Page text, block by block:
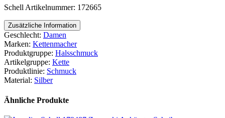
Schell Artikelnummer: 172665
Zusätzliche Information
Geschlecht: Damen
Marken: Kettenmacher
Produktgruppe: Halsschmuck
Artikelgruppe: Kette
Produktlinie: Schmuck
Material: Silber
Ähnliche Produkte